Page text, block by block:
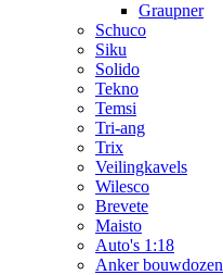
Graupner
Schuco
Siku
Solido
Tekno
Temsi
Tri-ang
Trix
Veilingkavels
Wilesco
Brevete
Maisto
Auto's 1:18
Anker bouwdozen